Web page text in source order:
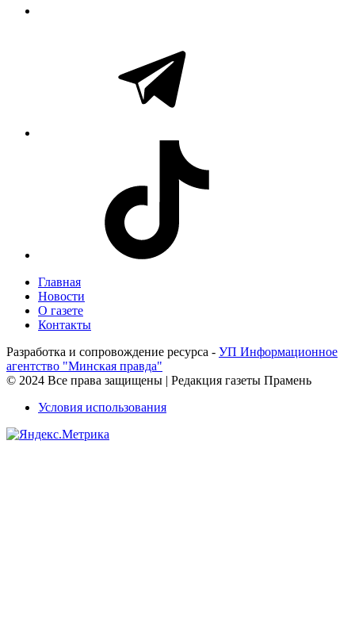
Главная
Новости
О газете
Контакты
Разработка и сопровождение ресурса - УП Информационное
агентство "Минская правда"
© 2024 Все права защищены | Редакция газеты Прамень
Условия использования